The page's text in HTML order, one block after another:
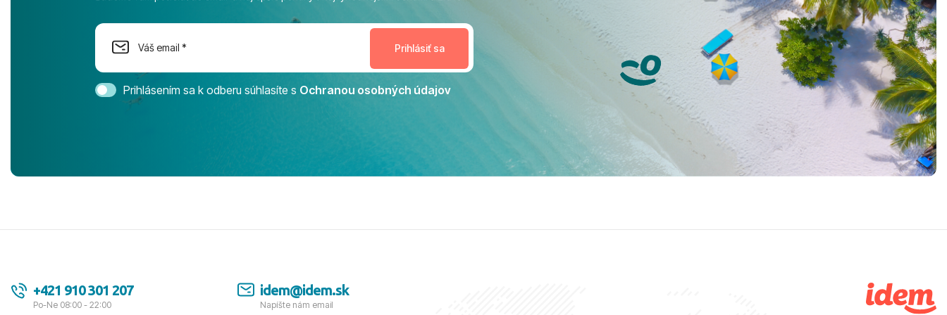
na moment nenudil, no zároveň bol
dostatok priestoru na dokonalý relax. ​
Magic Life Jacaranda môžeme s čistým
svedomím odporučiť každému, kto hľadá
bezstarostnú dovolenku na vysokej
úrovni. Všetko bolo zabezpečené na
tešíme, kam s nami vyrazíte nabudúce!
Ďakujeme za skvelé spomienky. ​S
pozdravom a prianím mnohých ďalších
Prihlásením sa k odberu súhlasíte s Ochranou osobných údajov
+421 910 301 207
Po-Ne 08:00 - 22:00
idem@idem.sk
Napíšte nám email